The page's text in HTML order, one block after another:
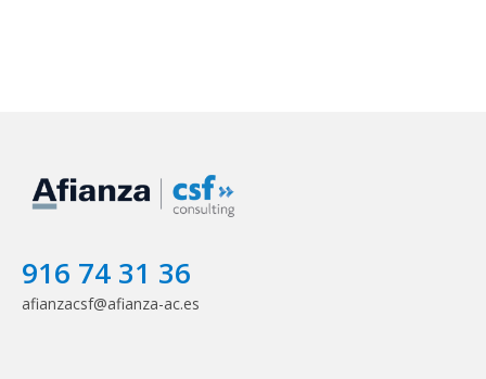
916 74 31 36
afianzacsf@afianza-ac.es